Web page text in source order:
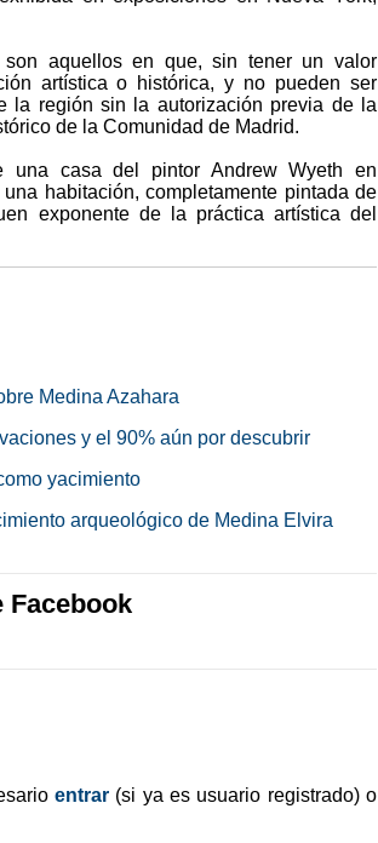
aquellos en que, sin tener un valor
artística o histórica, y no pueden ser
la región sin la autorización previa de la
de la Comunidad de Madrid.
una casa del pintor Andrew Wyeth en
habitación, completamente pintada de
exponente de la práctica artística del
Medina Azahara
y el 90% aún por descubrir
yacimiento
arqueológico de Medina Elvira
Facebook
entrar (si ya es usuario registrado) o